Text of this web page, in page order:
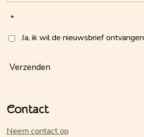
*
Ja, ik wil de nieuwsbrief ontvangen
Verzenden
Contact
Neem contact op